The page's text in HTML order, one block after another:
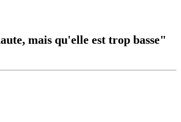
mais qu'elle est trop basse"